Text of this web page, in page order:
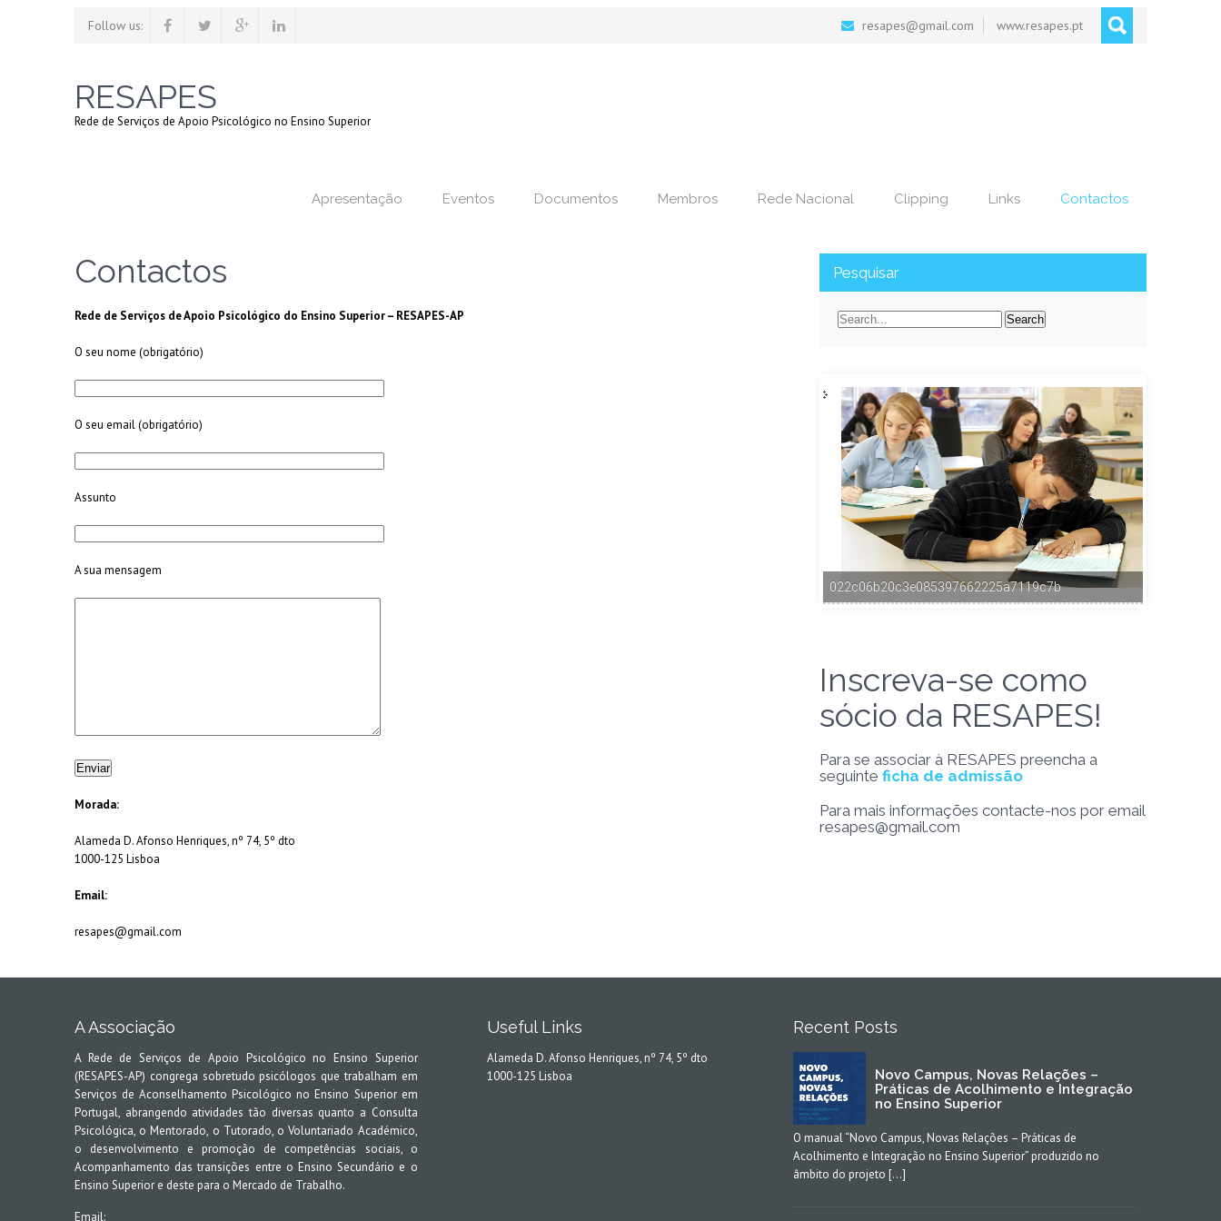
Follow us: resapes@gmail.com www.resapes.pt
RESAPES
Rede de Serviços de Apoio Psicológico no Ensino Superior
Apresentação Eventos Documentos Membros Rede Nacional Clipping Links Contactos
Contactos
Rede de Serviços de Apoio Psicológico do Ensino Superior – RESAPES-AP
O seu nome (obrigatório)
O seu email (obrigatório)
Assunto
A sua mensagem
Morada:
Alameda D. Afonso Henriques, nº 74, 5º dto
1000-125 Lisboa
Email:
resapes@gmail.com
Pesquisar
022c06b20c3e085397662225a7119c7b
Inscreva-se como
sócio da RESAPES!
Para se associar à RESAPES preencha a
seguinte ficha de admissão
Para mais informações contacte-nos por email
resapes@gmail.com
A Associação
A Rede de Serviços de Apoio Psicológico no Ensino Superior
(RESAPES-AP) congrega sobretudo psicólogos que trabalham em
Serviços de Aconselhamento Psicológico no Ensino Superior em
Portugal, abrangendo atividades tão diversas quanto a Consulta
Psicológica, o Mentorado, o Tutorado, o Voluntariado Académico,
o desenvolvimento e promoção de competências sociais, o
Acompanhamento das transições entre o Ensino Secundário e o
Ensino Superior e deste para o Mercado de Trabalho.
Email:
Useful Links
Alameda D. Afonso Henriques, nº 74, 5º dto
1000-125 Lisboa
Recent Posts
Novo Campus, Novas Relações –
Práticas de Acolhimento e Integração
no Ensino Superior
O manual “Novo Campus, Novas Relações – Práticas de
Acolhimento e Integração no Ensino Superior” produzido no
âmbito do projeto […]